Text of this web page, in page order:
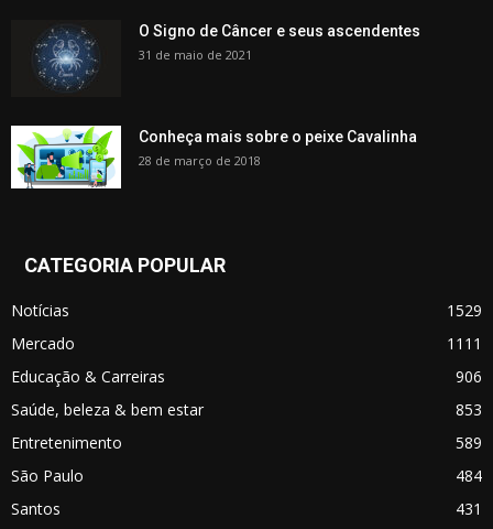
O Signo de Câncer e seus ascendentes
31 de maio de 2021
Conheça mais sobre o peixe Cavalinha
28 de março de 2018
CATEGORIA POPULAR
Notícias
1529
Mercado
1111
Educação & Carreiras
906
Saúde, beleza & bem estar
853
Entretenimento
589
São Paulo
484
Santos
431